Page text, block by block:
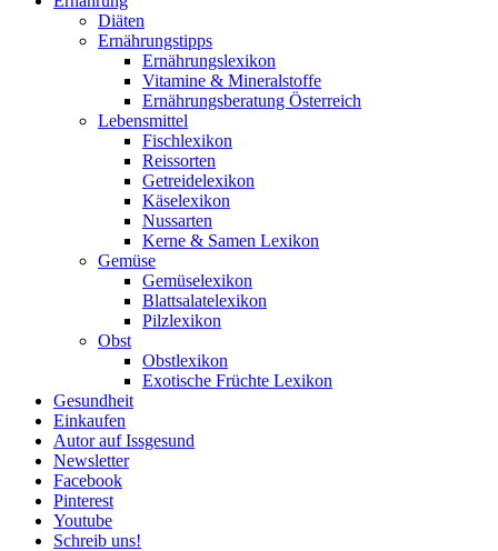
Diäten
Ernährungstipps
Ernährungslexikon
Vitamine & Mineralstoffe
Ernährungsberatung Österreich
Lebensmittel
Fischlexikon
Reissorten
Getreidelexikon
Käselexikon
Nussarten
Kerne & Samen Lexikon
Gemüse
Gemüselexikon
Blattsalatelexikon
Pilzlexikon
Obst
Obstlexikon
Exotische Früchte Lexikon
Gesundheit
Einkaufen
Autor auf Issgesund
Newsletter
Facebook
Pinterest
Youtube
Schreib uns!